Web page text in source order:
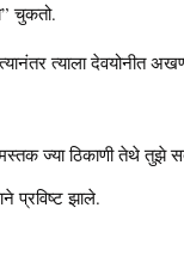
चुकतो.
त्याला देवयोनीत
मस्तक ज्या ठिकाणी तेथे तुझे
प्रविष्ट झाले.